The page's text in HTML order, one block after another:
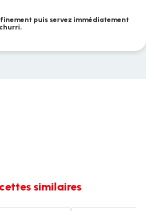
puis servez immédiatement
similaires